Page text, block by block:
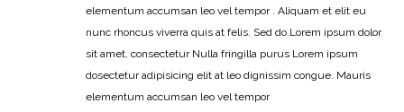
elementum accumsan leo vel tempor . Aliquam et elit eu
nunc rhoncus viverra quis at felis. Sed do.Lorem ipsum dolor
sit amet, consectetur Nulla fringilla purus Lorem ipsum
dosectetur adipisicing elit at leo dignissim congue. Mauris
elementum accumsan leo vel tempor